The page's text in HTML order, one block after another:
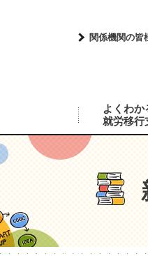
関係機関の皆
よくわか
就労移行